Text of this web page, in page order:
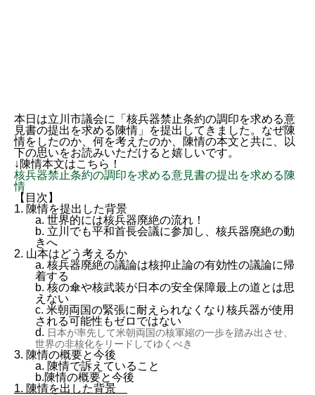
本日は立川市議会に「核兵器禁止条約の調印を求める意
見書の提出を求める陳情」を提出してきました。なぜ陳
情をしたのか、何を考えたのか、陳情の本文と共に、以
下の思いをお読みいただけると嬉しいです。
↓陳情本文はこちら！
核兵器禁止条約の調印を求める意見書の提出を求める陳
情
【目次】
1. 陳情を提出した背景
a. 世界的には核兵器廃絶の流れ！
b. 立川でも平和首長会議に参加し、核兵器廃絶の動
きへ
2. 山本はどう考えるか
a. 核兵器廃絶の議論は核抑止論の有効性の議論に帰
着する
b. 核の傘や核武装が日本の安全保障最上の道とは思
えない
c. 米朝両国の緊張に耐えられなくなり核兵器が使用
される可能性もゼロではない
d. 日本が率先して米朝両国の核軍縮の一歩を踏み出させ、
世界の非核化をリードしてゆくべき
3. 陳情の概要と今後
a. 陳情で訴えていること
b.陳情の概要と今後
1. 陳情を出した背景